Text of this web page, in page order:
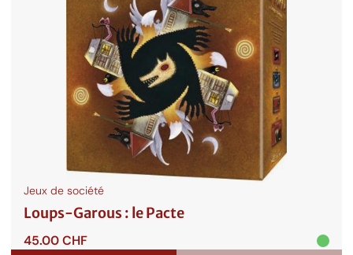
Jeux de société
Loups-Garous : le Pacte
45.00CHF